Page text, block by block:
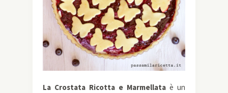
La Crostata Ricotta e Marmellata è un